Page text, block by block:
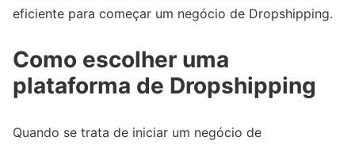
eficiente para começar um negócio de Dropshipping.
Como escolher uma
plataforma de Dropshipping
Quando se trata de iniciar um negócio de